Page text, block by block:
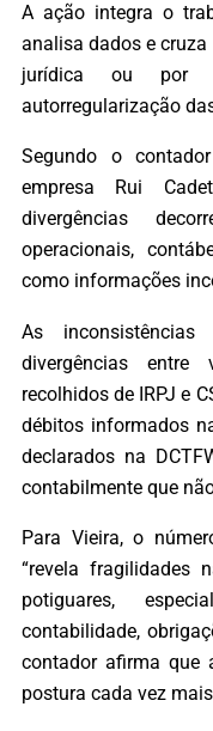
A ação integra o
analisa dados e
jurídica ou por
autorregularização
Segundo o
empresa Rui
divergências
operacionais,
como informações
As
divergências entre
recolhidos de IRPJ e
débitos informados
declarados na
contabilmente que
Para Vieira, o
“revela fragilidades
potiguares,
contabilidade,
contador afirma que
postura cada vez